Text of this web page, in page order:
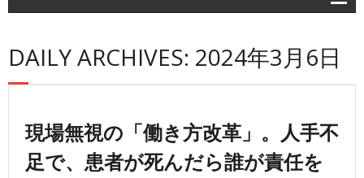
- 牧太郎の大きな声では言えないが…
- 首相官邸
- 自民党
DAILY ARCHIVES: 2024年3月6日
現場無視の「働き方改革」。人手不
足で、患者が死んだら誰が責任を